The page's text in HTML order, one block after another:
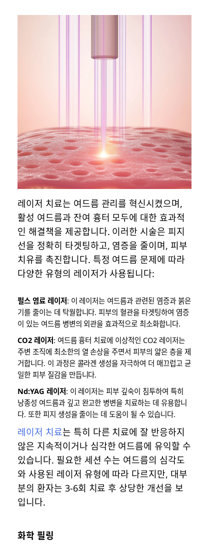
레이저 치료는 여드름 관리를 혁신시켰으며,
활성 여드름과 잔여 흉터 모두에 대한 효과적
인 해결책을 제공합니다. 이러한 시술은 피지
선을 정확히 타겟팅하고, 염증을 줄이며, 피부
치유를 촉진합니다. 특정 여드름 문제에 따라
다양한 유형의 레이저가 사용됩니다:
펄스 염료 레이저: 이 레이저는 여드름과 관련된 염증과 붉은
기를 줄이는 데 탁월합니다. 피부의 혈관을 타겟팅하여 염증
이 있는 여드름 병변의 외관을 효과적으로 최소화합니다.
CO2 레이저: 여드름 흉터 치료에 이상적인 CO2 레이저는
주변 조직에 최소한의 열 손상을 주면서 피부의 얇은 층을 제
거합니다. 이 과정은 콜라겐 생성을 자극하여 더 매끄럽고 균
일한 피부 질감을 만듭니다.
Nd:YAG 레이저: 이 레이저는 피부 깊숙이 침투하여 특히
낭종성 여드름과 깊고 완고한 병변을 치료하는 데 유용합니
다. 또한 피지 생성을 줄이는 데 도움이 될 수 있습니다.
레이저 치료는 특히 다른 치료에 잘 반응하지
않은 지속적이거나 심각한 여드름에 유익할 수
있습니다. 필요한 세션 수는 여드름의 심각도
와 사용된 레이저 유형에 따라 다르지만, 대부
분의 환자는 3-6회 치료 후 상당한 개선을 보
입니다.
화학 필링